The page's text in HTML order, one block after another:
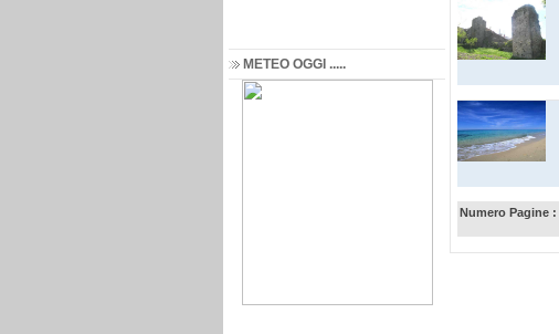
METEO OGGI .....
Numero Pagine :